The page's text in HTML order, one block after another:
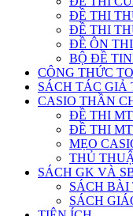
ĐỀ THI
ĐỀ THI
ĐỀ ÔN
BỘ ĐỀ
CÔNG THỨC
SÁCH TÁC
CASIO THẦN
ĐỀ THI
ĐỀ THI
MẸO
THỦ
SÁCH GK VÀ
SÁCH BÀI
SÁCH